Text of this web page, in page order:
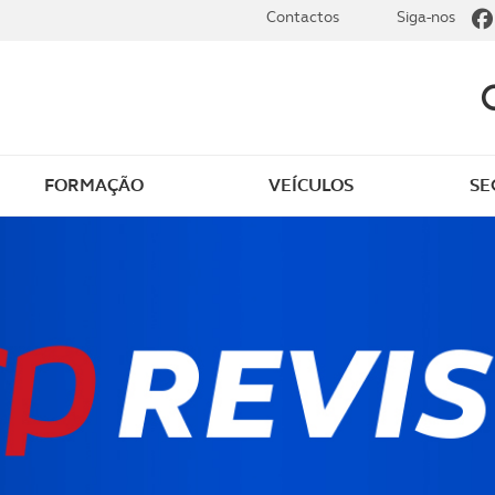
FORMAÇÃO
seus
VEÍCULOS
Contactos Siga-nos